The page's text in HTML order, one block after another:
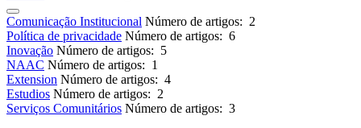
Comunicação Institucional Número de artigos: 2
Política de privacidade Número de artigos: 6
Inovação Número de artigos: 5
NAAC Número de artigos: 1
Extension Número de artigos: 4
Estudios Número de artigos: 2
Serviços Comunitários Número de artigos: 3